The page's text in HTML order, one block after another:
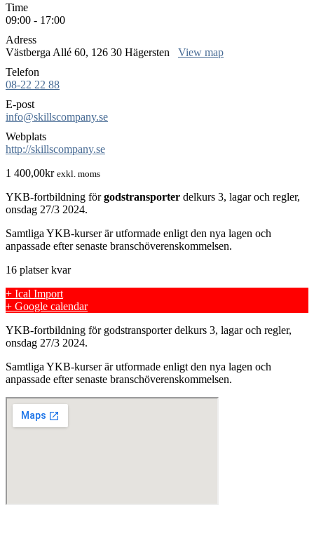
Time
09:00 - 17:00
Adress
Västberga Allé 60, 126 30 Hägersten View map
Telefon
08-22 22 88
E-post
info@skillscompany.se
Webplats
http://skillscompany.se
1 400,00kr exkl. moms
YKB-fortbildning förgodstransporter delkurs 3, lagar och regler,
onsdag 27/3 2024.
Samtliga YKB-kurser är utformade enligt den nya lagen och
anpassade efter senaste branschöverenskommelsen.
16 platser kvar
+ Ical Import
+ Google calendar
YKB-fortbildning för godstransporter delkurs 3, lagar och regler,
onsdag 27/3 2024.
Samtliga YKB-kurser är utformade enligt den nya lagen och
anpassade efter senaste branschöverenskommelsen.